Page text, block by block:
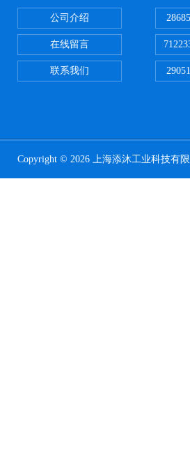
公司介绍
在线留言
联系我们
Copyright © 2026 上海添沐工业科技有